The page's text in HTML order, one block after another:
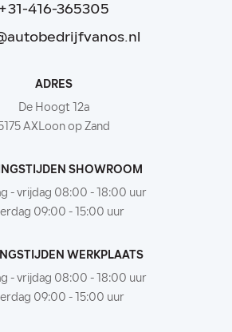
+31-416-365305
ADRES
De Hoogt 12a
AXLoon op Zand
SHOWROOM
- vrijdag 08:00 - 18:00 uur
09:00 - 15:00 uur
WERKPLAATS
- vrijdag 08:00 - 18:00 uur
09:00 - 15:00 uur